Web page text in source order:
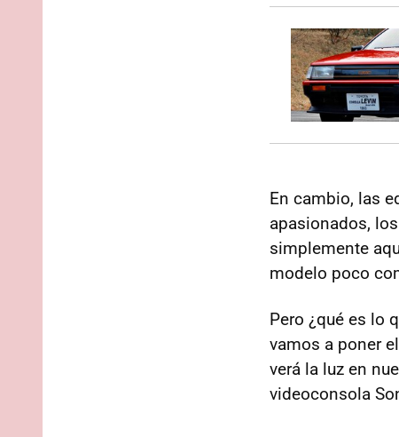
En cambio, las
apasionados,
simplemente
modelo poco
Pero ¿qué es lo
vamos a poner
verá la luz en
videoconsola